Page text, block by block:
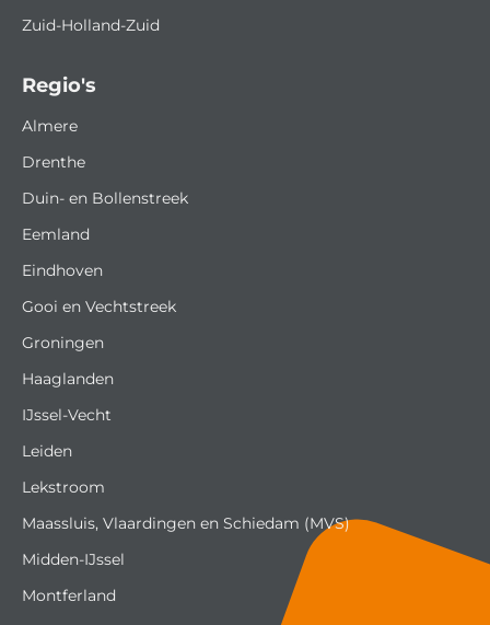
Regio's
Almere
Drenthe
Duin- en Bollenstreek
Eemland
Eindhoven
Gooi en Vechtstreek
Groningen
Haaglanden
IJssel-Vecht
Leiden
Lekstroom
Maassluis, Vlaardingen en Schiedam (MVS)
Midden-IJssel
Montferland
Zuid-Holland-Zuid